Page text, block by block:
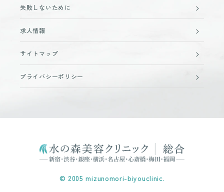
失敗しないために
求人情報
サイトマップ
プライバシーポリシー
© 2005 mizunomori-biyouclinic.